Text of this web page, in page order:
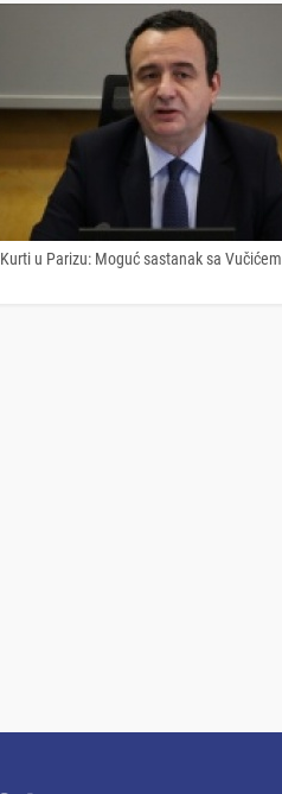
Kurti u Parizu: Moguć sastanak sa Vučićem